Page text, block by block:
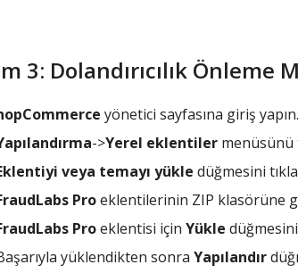
3: Dolandırıcılık
yönetici sayfasına giriş yapın.
->Yerel eklentiler menüsünü
veya temayı yükle düğmesini
Proeklentilerinin ZIP klasörüne
Proeklentisi için Yükle düğmesini
yüklendikten sonra Yapılandır